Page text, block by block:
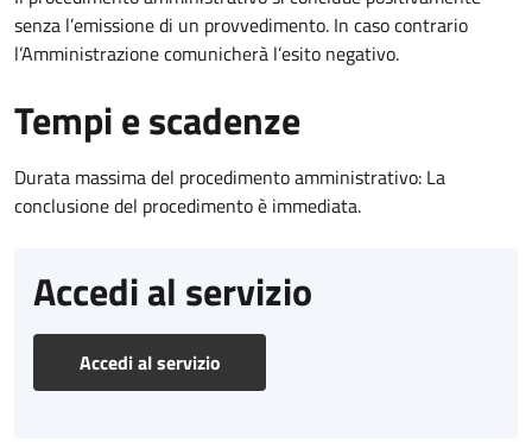
senza l’emissione di un provvedimento. In caso contrario
l’Amministrazione comunicherà l’esito negativo.
Tempi e scadenze
Durata massima del procedimento amministrativo: La
conclusione del procedimento è immediata.
Accedi al servizio
Accedi al servizio